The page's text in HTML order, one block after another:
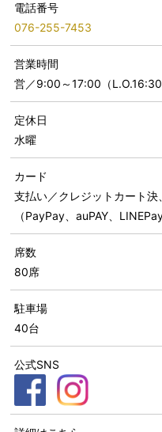
電話番号
076-255-7453
営業時間
営／9:00～17:00（L.O.16:30
定休日
水曜
カード
支払い／クレジットカート
（PayPay、auPAY、
席数
80席
駐車場
40台
公式SNS